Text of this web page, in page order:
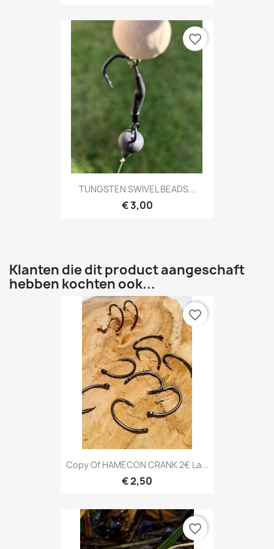
TUNGSTEN SWIVEL BEADS...
€ 3,00
favorite_border
Klanten die dit product aangeschaft
hebben kochten ook...
Copy Of HAMECON CRANK 2€ La...
€ 2,50
favorite_border
favorite_border